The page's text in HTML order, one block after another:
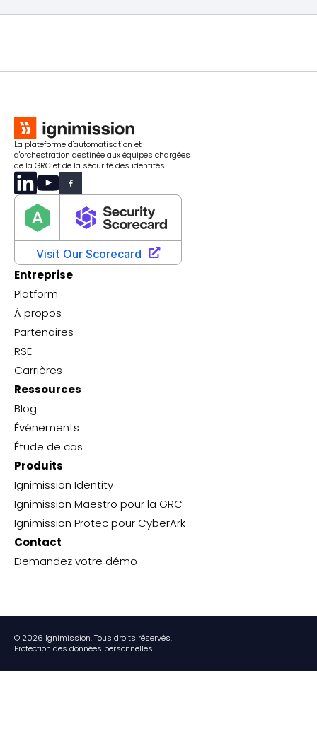
La plateforme d'automatisation et
d'orchestration destinée aux équipes chargées
de la GRC et de la sécurité des identités.
Entreprise
Platform
À propos
Partenaires
RSE
Carrières
Ressources
Blog
Événements
Étude de cas
Produits
Ignimission Identity
Ignimission Maestro pour la GRC
Ignimission Protec pour CyberArk
Contact
Demandez votre démo
© 2026 Ignimission. Tous droits réservés.
Protection des données personnelles